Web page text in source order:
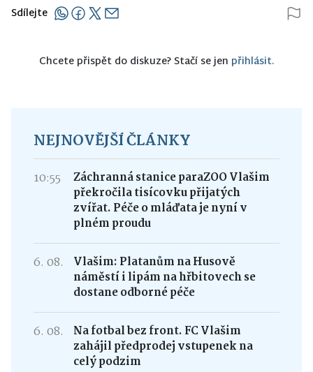
Sdílejte
Chcete přispět do diskuze? Stačí se jen přihlásit.
NEJNOVĚJŠÍ ČLÁNKY
10:55
Záchranná stanice paraZOO Vlašim
překročila tisícovku přijatých
zvířat. Péče o mláďata je nyní v
plném proudu
6. 08.
Vlašim: Platanům na Husově
náměstí i lipám na hřbitovech se
dostane odborné péče
6. 08.
Na fotbal bez front. FC Vlašim
zahájil předprodej vstupenek na
celý podzim